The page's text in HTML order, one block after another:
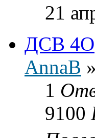
21
ДСВ 4О
AnnaB »
1
9100